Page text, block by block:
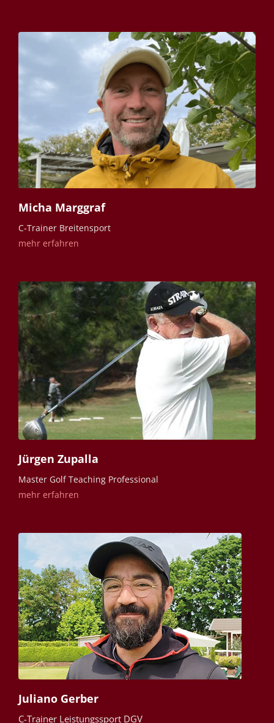
Micha Marggraf
C-Trainer Breitensport
mehr erfahren
Jürgen Zupalla
Master Golf Teaching Professional
mehr erfahren
Juliano Gerber
C-Trainer Leistungssport DGV